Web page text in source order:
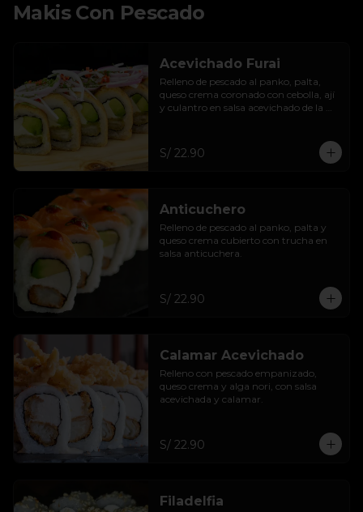
Makis Con Pescado
Acevichado Furai
Relleno de pescado al panko, palta,
queso crema coronado con cebolla, ají
y culantro en salsa acevichado de la
S/ 22.90
Anticuchero
Relleno de pescado al panko, palta y
queso crema cubierto con trucha en
salsa anticuchera.
S/ 22.90
Calamar Acevichado
Relleno con pescado empanizado,
queso crema y alga nori, con salsa
acevichada y calamar.
S/ 22.90
Filadelfia